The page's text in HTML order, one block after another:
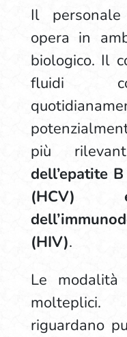
Il
opera in
biologico. Il
fluidi
più
dell’epatite
(HIV).
Le modalità
riguardano